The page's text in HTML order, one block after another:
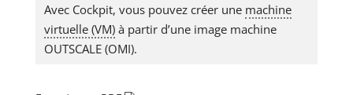
Avec Cockpit, vous pouvez créer une machine
virtuelle (VM) à partir d’une image machine
OUTSCALE (OMI).